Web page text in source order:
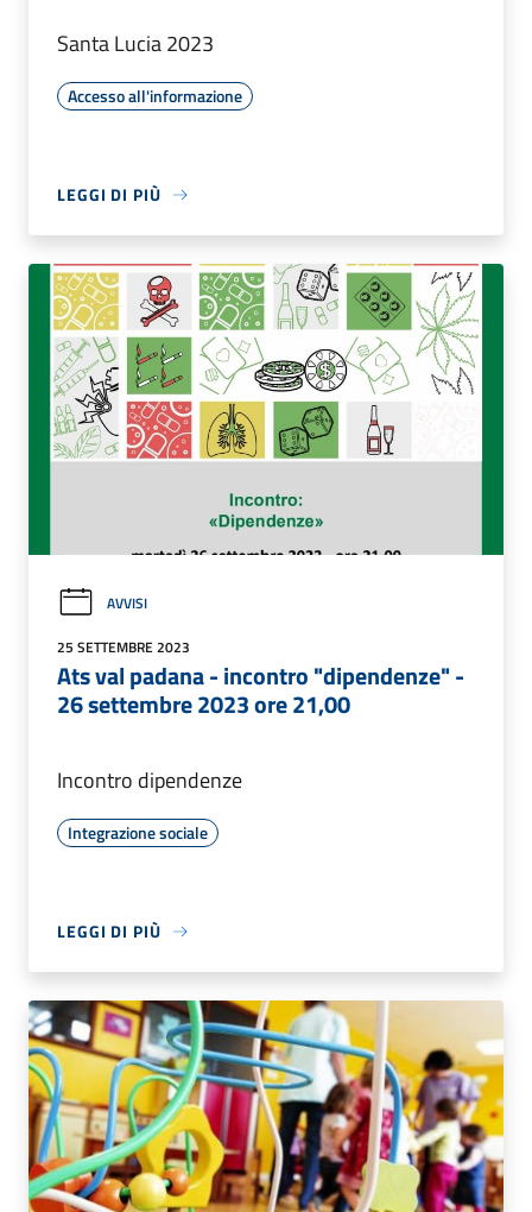
Santa Lucia 2023
Accesso all'informazione
LEGGI DI PIÙ
AVVISI
25 SETTEMBRE 2023
Ats val padana - incontro "dipendenze" -
26 settembre 2023 ore 21,00
Incontro dipendenze
Integrazione sociale
LEGGI DI PIÙ